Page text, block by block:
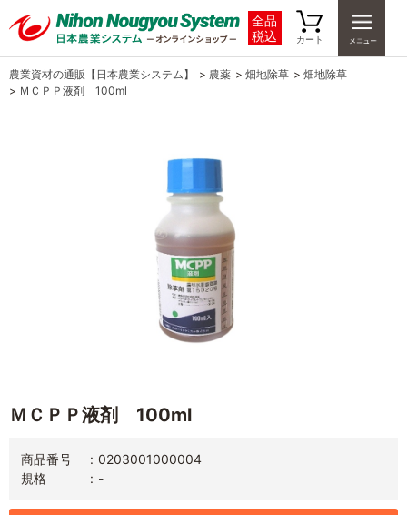
全品
税込
カート
農業資材の通販【日本農業システム】 > 農薬 > 畑地除草 > 畑地除草
> ＭＣＰＰ液剤 100ml
ＭＣＰＰ液剤 100ml
商品番号
0203001000004
規格
-